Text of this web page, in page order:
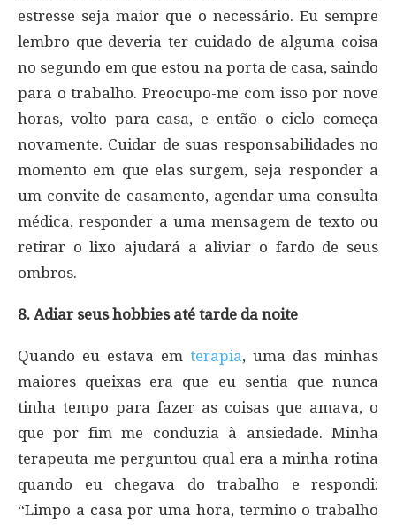
estresse seja maior que o necessário. Eu sempre
lembro que deveria ter cuidado de alguma coisa
no segundo em que estou na porta de casa, saindo
para o trabalho. Preocupo-me com isso por nove
horas, volto para casa, e então o ciclo começa
novamente. Cuidar de suas responsabilidades no
momento em que elas surgem, seja responder a
um convite de casamento, agendar uma consulta
médica, responder a uma mensagem de texto ou
retirar o lixo ajudará a aliviar o fardo de seus
ombros.
8. Adiar seus hobbies até tarde da noite
Quando eu estava em terapia, uma das minhas
maiores queixas era que eu sentia que nunca
tinha tempo para fazer as coisas que amava, o
que por fim me conduzia à ansiedade. Minha
terapeuta me perguntou qual era a minha rotina
quando eu chegava do trabalho e respondi:
“Limpo a casa por uma hora, termino o trabalho